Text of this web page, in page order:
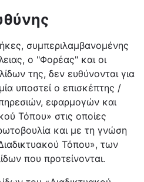
συμπεριλαμβανομένης
ο "Φορέας" και οι
της, δεν ευθύνονται για
υποστεί ο επισκέπτης /
εφαρμογών και
Τόπου» στις οποίες
και με τη γνώση
Τόπου», των
που προτείνονται.